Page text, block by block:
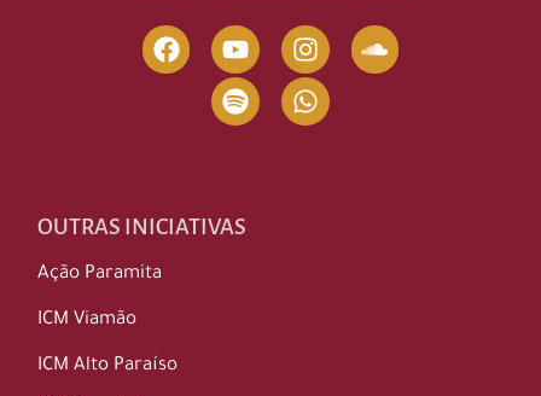
OUTRAS INICIATIVAS
Ação Paramita
ICM Viamão
ICM Alto Paraíso